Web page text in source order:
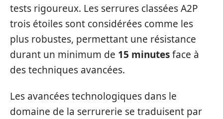
tests rigoureux. Les serrures classées A2P
trois étoiles sont considérées comme les
plus robustes, permettant une résistance
durant un minimum de 15 minutesface à
des techniques avancées.
Les avancées technologiques dans le
domaine de la serrurerie se traduisent par